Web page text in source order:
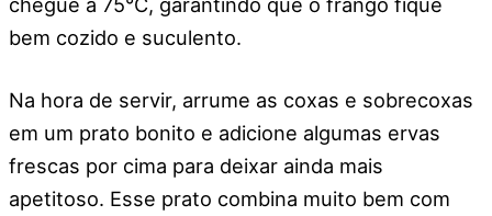
bem cozido e suculento.
Na hora de servir, arrume as coxas e sobrecoxas
em um prato bonito e adicione algumas ervas
frescas por cima para deixar ainda mais
apetitoso. Esse prato combina muito bem com